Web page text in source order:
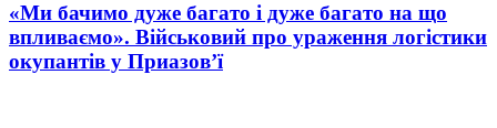
«Ми бачимо дуже багато і дуже багато на що
впливаємо». Військовий про ураження логістики
окупантів у Приазов’ї